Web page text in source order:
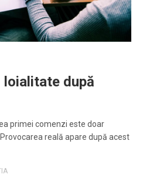
după
primei comenzi este doar
reală apare după acest